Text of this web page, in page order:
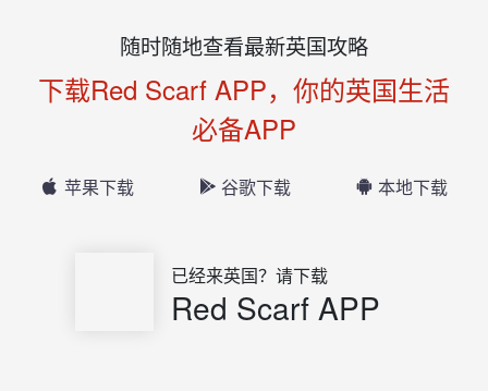
随时随地查看最新英国攻略
下载Red Scarf APP，你的英国生活
必备APP
苹果下载 谷歌下载 本地下载
已经来英国？请下载
Red Scarf APP